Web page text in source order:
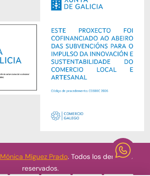
Mónica Míguez Prado. Todos los derechos
reservados.